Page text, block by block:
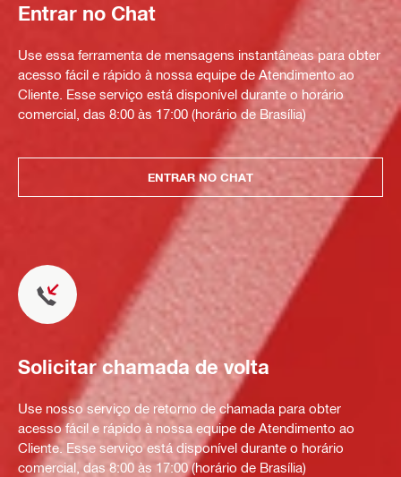
Entrar no Chat
Use essa ferramenta de mensagens instantâneas para obter
acesso fácil e rápido à nossa equipe de Atendimento ao
Cliente. Esse serviço está disponível durante o horário
comercial, das 8:00 às 17:00 (horário de Brasília)
ENTRAR NO CHAT
Solicitar chamada de volta
Use nosso serviço de retorno de chamada para obter
acesso fácil e rápido à nossa equipe de Atendimento ao
Cliente. Esse serviço está disponível durante o horário
comercial, das 8:00 às 17:00 (horário de Brasília)